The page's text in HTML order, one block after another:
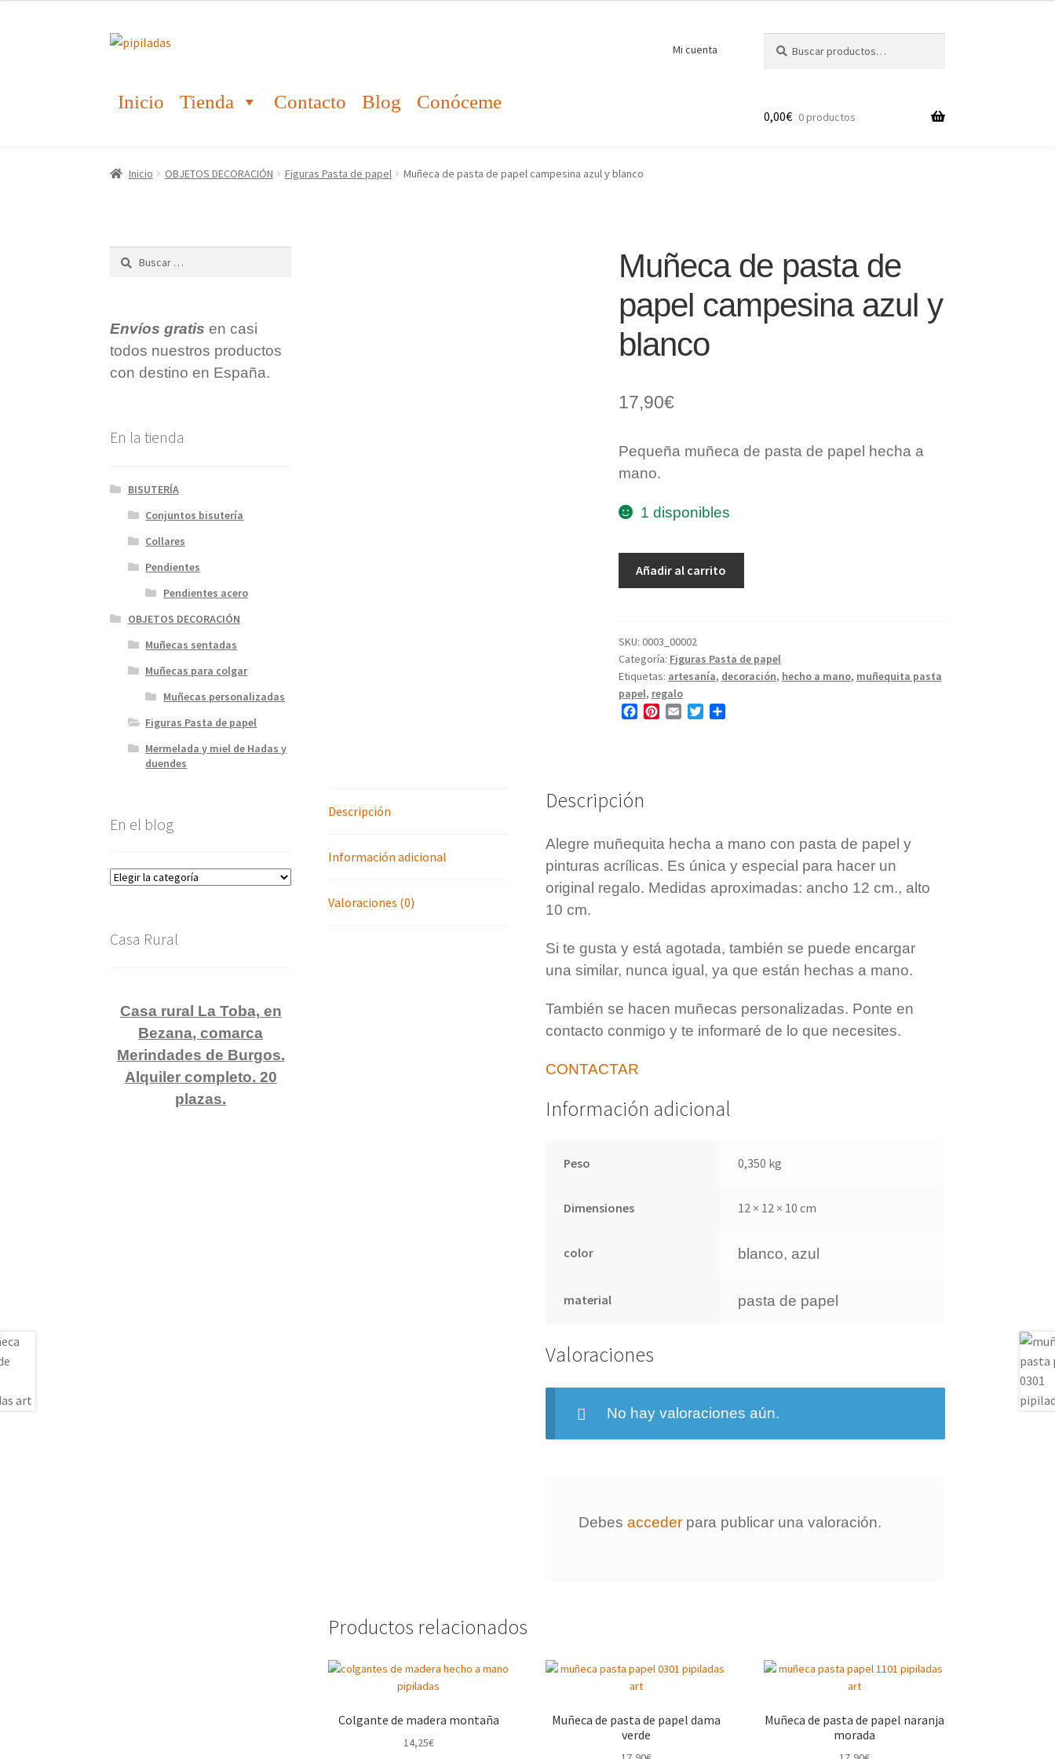
Ir
navegación
Ir
Mi cuenta
por:
Inicio Tienda Contacto Blog Conóceme
0,00€ 0 productos
Inicio OBJETOS DECORACIÓN Figuras Pasta de papel Muñeca de pasta de papel campesina azul y blanco
Muñeca de pasta de
papel campesina azul y
blanco
17,90€
Pequeña muñeca de pasta de papel hecha a
mano.
1 disponibles
papel
campesina
azul
y
blanco
Añadir al carrito
SKU: 0003_00002
Categoría: Figuras Pasta de papel
Etiquetas: artesanía, decoración, hecho a mano, muñequita pasta
papel, regalo
o
Descripción
Información adicional
Valoraciones (0)
Descripción
Alegre muñequita hecha a mano con pasta de papel y
pinturas acrílicas. Es única y especial para hacer un
original regalo. Medidas aproximadas: ancho 12 cm., alto
10 cm.
Si te gusta y está agotada, también se puede encargar
una similar, nunca igual, ya que están hechas a mano.
También se hacen muñecas personalizadas. Ponte en
contacto conmigo y te informaré de lo que necesites.
CONTACTAR
Información adicional
Peso 0,350 kg
Dimensiones 12 × 12 × 10 cm
color blanco, azul
material pasta de papel
Valoraciones
No hay valoraciones aún.
Debesacceder para publicar una valoración.
Productos relacionados
Colgante de madera montaña
14,25€
Muñeca de pasta de papel dama
verde
Muñeca de pasta de papel naranja
morada
Buscar:
Envíos gratis en casi
todos nuestros productos
con destino en España.
En la tienda
BISUTERÍA
Conjuntos bisutería
Collares
Pendientes
Pendientes acero
OBJETOS DECORACIÓN
Muñecas sentadas
Muñecas para colgar
Muñecas personalizadas
Figuras Pasta de papel
Mermelada y miel de Hadas y
duendes
En el blog
En
Casa Rural
Casa rural La Toba, en
Bezana, comarca
Merindades de Burgos.
Alquiler completo. 20
plazas.